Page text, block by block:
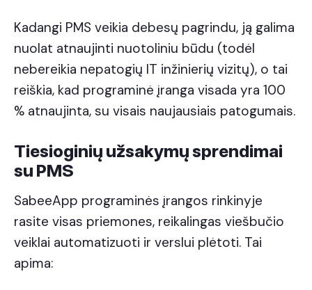
Kadangi PMS veikia debesų pagrindu, ją galima
nuolat atnaujinti nuotoliniu būdu (todėl
nebereikia nepatogių IT inžinierių vizitų), o tai
reiškia, kad programinė įranga visada yra 100
% atnaujinta, su visais naujausiais patogumais.
Tiesioginių užsakymų sprendimai
su PMS
SabeeApp programinės įrangos rinkinyje
rasite visas priemones, reikalingas viešbučio
veiklai automatizuoti ir verslui plėtoti. Tai
apima: